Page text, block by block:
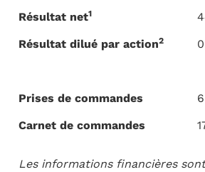
Résultat net1
Résultat dilué par action2
Prises de commandes
Carnet de commandes
Les informations financières